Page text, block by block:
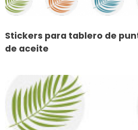
Stickers para tablero de
de aceite